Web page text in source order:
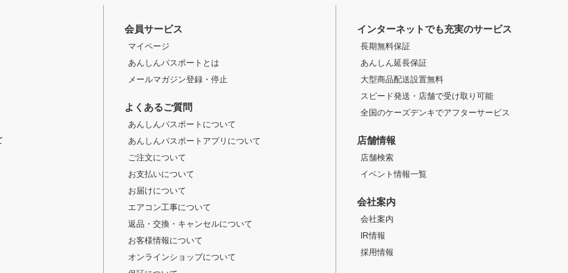
会員サービス
マイページ
あんしんパスポートとは
メールマガジン登録・停止
よくあるご質問
あんしんパスポートについて
あんしんパスポートアプリについて
ご注文について
お支払いについて
お届けについて
エアコン工事について
返品・交換・キャンセルについて
お客様情報について
オンラインショップについて
インターネットでも充実のサービス
長期無料保証
あんしん延長保証
大型商品配送設置無料
スピード発送・店舗で受け取り可能
全国のケーズデンキでアフターサービス
店舗情報
店舗検索
イベント情報一覧
会社案内
会社案内
IR情報
採用情報